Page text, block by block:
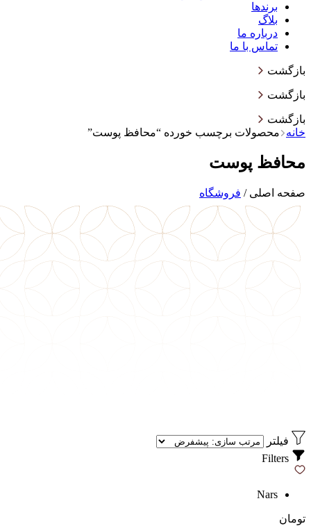
برندها
بلاگ
درباره ما
تماس با ما
بازگشت
بازگشت
بازگشت
خانه
محصولات برچسب خورده “محافظ پوست”
محافظ پوست
صفحه اصلی / فروشگاه
فیلتر
Nars
تومان